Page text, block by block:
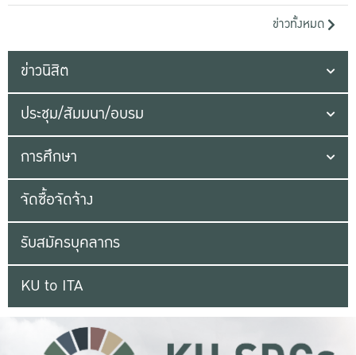
ข่าวทั้งหมด
ข่าวนิสิต
ประชุม/สัมมนา/อบรม
การศึกษา
จัดซื้อจัดจ้าง
รับสมัครบุคลากร
KU to ITA